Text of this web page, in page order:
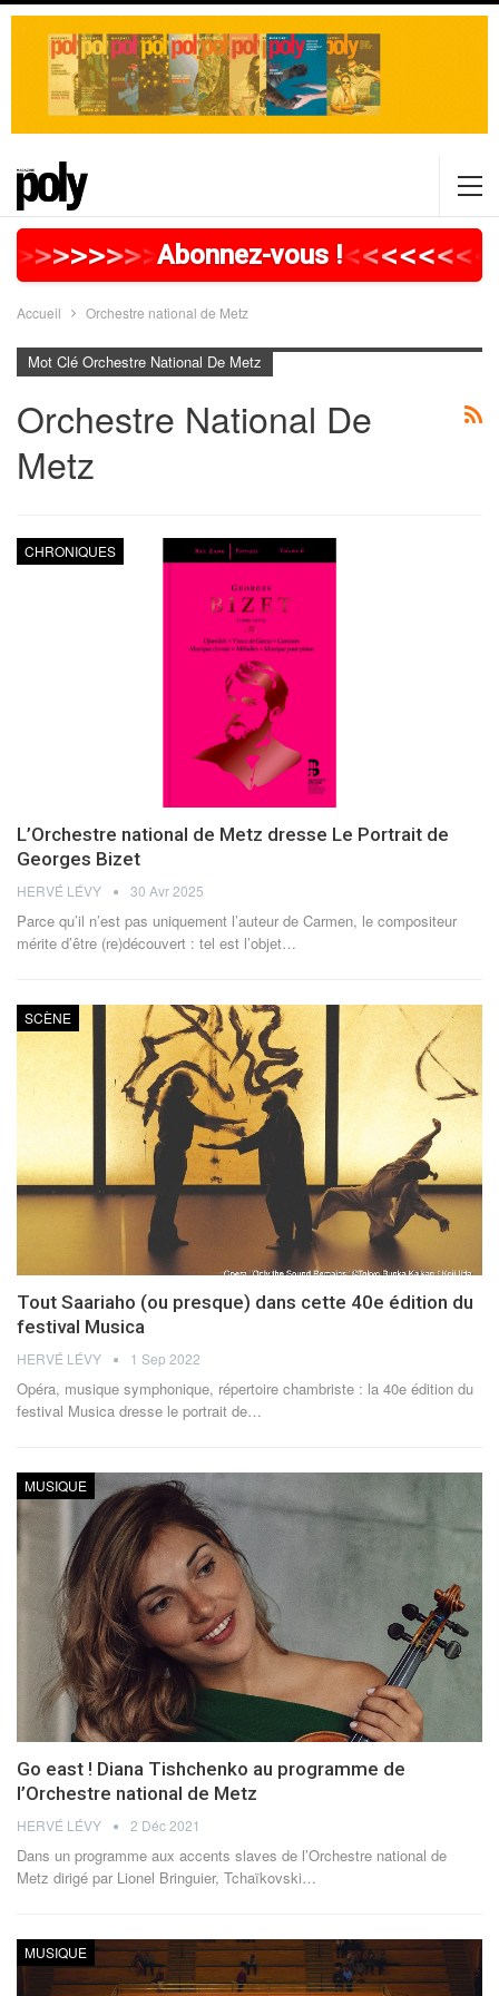
>>>>>>>>>>>>>>>>>
Abonnez-vous !<<<<<<<<
Accueil Orchestre national de Metz
Mot Clé Orchestre National De Metz
Orchestre National De
Metz
CHRONIQUES
L’Orchestre national de Metz dresse Le Portrait de
Georges Bizet
HERVÉ LÉVY 30 Avr 2025
Parce qu’il n’est pas uniquement l’auteur de Carmen, le compositeur
mérite d’être (re)découvert : tel est l’objet…
SCÈNE
Tout Saariaho (ou presque) dans cette 40e édition du
festival Musica
HERVÉ LÉVY 1 Sep 2022
Opéra, musique symphonique, répertoire chambriste : la 40e édition du
festival Musica dresse le portrait de…
MUSIQUE
Go east ! Diana Tishchenko au programme de
l’Orchestre national de Metz
HERVÉ LÉVY 2 Déc 2021
Dans un programme aux accents slaves de l’Orchestre national de
Metz dirigé par Lionel Bringuier, Tchaïkovski…
MUSIQUE